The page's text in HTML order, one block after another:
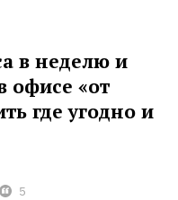
в неделю и
офисе «от
где угодно и
5